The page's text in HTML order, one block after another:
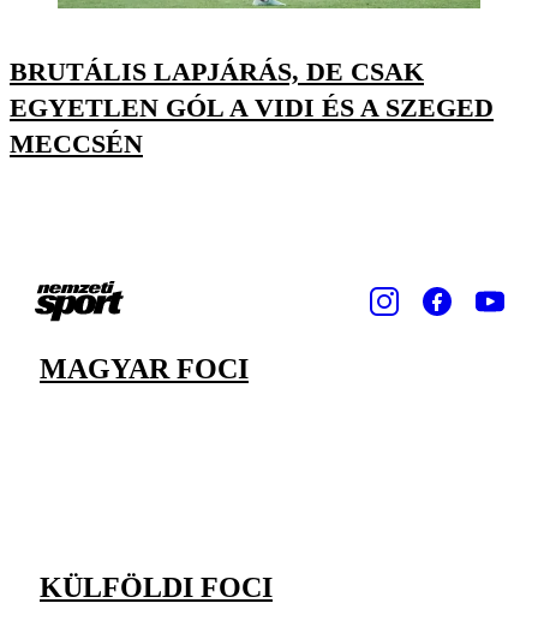
BRUTÁLIS LAPJÁRÁS, DE CSAK
EGYETLEN GÓL A VIDI ÉS A SZEGED
MECCSÉN
MAGYAR FOCI
KÜLFÖLDI FOCI